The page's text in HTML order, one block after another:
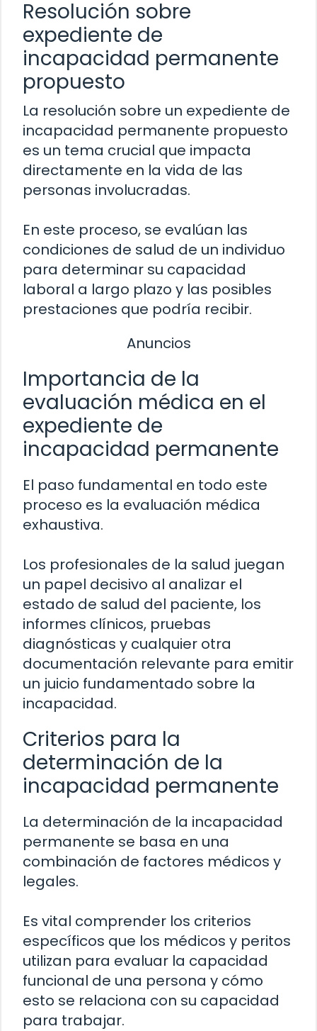
Resolución sobre
expediente de
incapacidad permanente
propuesto
La resolución sobre un expediente de
incapacidad permanente propuesto
es un tema crucial que impacta
directamente en la vida de las
personas involucradas.
En este proceso, se evalúan las
condiciones de salud de un individuo
para determinar su capacidad
laboral a largo plazo y las posibles
prestaciones que podría recibir.
Anuncios
Importancia de la
evaluación médica en el
expediente de
incapacidad permanente
El paso fundamental en todo este
proceso es la evaluación médica
exhaustiva.
Los profesionales de la salud juegan
un papel decisivo al analizar el
estado de salud del paciente, los
informes clínicos, pruebas
diagnósticas y cualquier otra
documentación relevante para emitir
un juicio fundamentado sobre la
incapacidad.
Criterios para la
determinación de la
incapacidad permanente
La determinación de la incapacidad
permanente se basa en una
combinación de factores médicos y
legales.
Es vital comprender los criterios
específicos que los médicos y peritos
utilizan para evaluar la capacidad
funcional de una persona y cómo
esto se relaciona con su capacidad
para trabajar.